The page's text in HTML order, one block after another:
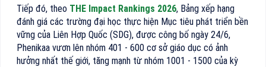
Tiếp đó, theo THE Impact Rankings 2026, Bảng xếp hạng
đánh giá các trường đại học thực hiện Mục tiêu phát triển bền
vững của Liên Hợp Quốc (SDG), được công bố ngày 24/6,
Phenikaa vươn lên nhóm 401 - 600 cơ sở giáo dục có ảnh
hưởng nhất thế giới, tăng mạnh từ nhóm 1001 - 1500 của kỳ